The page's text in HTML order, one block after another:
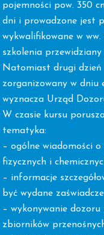
pojemności pow. 350
dni i prowadzone jest
wykwalifikowane w
szkolenia przewidziany
Natomiast drugi dzień
zorganizowany w dniu
wyznacza Urząd
W czasie kursu
tematyka:
– ogólne wiadomości o
fizycznych i
– informacje
być wydane
– wykonywanie
zbiorników